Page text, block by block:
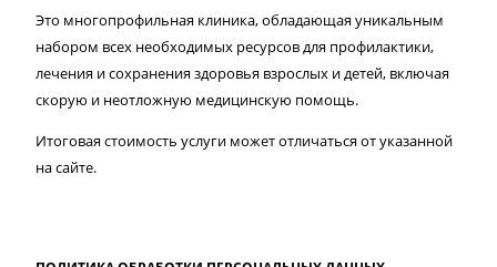
Это многопрофильная клиника, обладающая уникальным
набором всех необходимых ресурсов для профилактики,
лечения и сохранения здоровья взрослых и детей, включая
скорую и неотложную медицинскую помощь.
Итоговая стоимость услуги может отличаться от указанной
на сайте.